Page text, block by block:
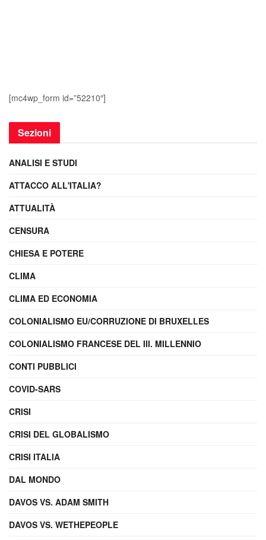
[mc4wp_form id=”52210″]
Sezioni
ANALISI E STUDI
ATTACCO ALL'ITALIA?
ATTUALITÀ
CENSURA
CHIESA E POTERE
CLIMA
CLIMA ED ECONOMIA
COLONIALISMO EU/CORRUZIONE DI BRUXELLES
COLONIALISMO FRANCESE DEL III. MILLENNIO
CONTI PUBBLICI
COVID-SARS
CRISI
CRISI DEL GLOBALISMO
CRISI ITALIA
DAL MONDO
DAVOS VS. ADAM SMITH
DAVOS VS. WETHEPEOPLE